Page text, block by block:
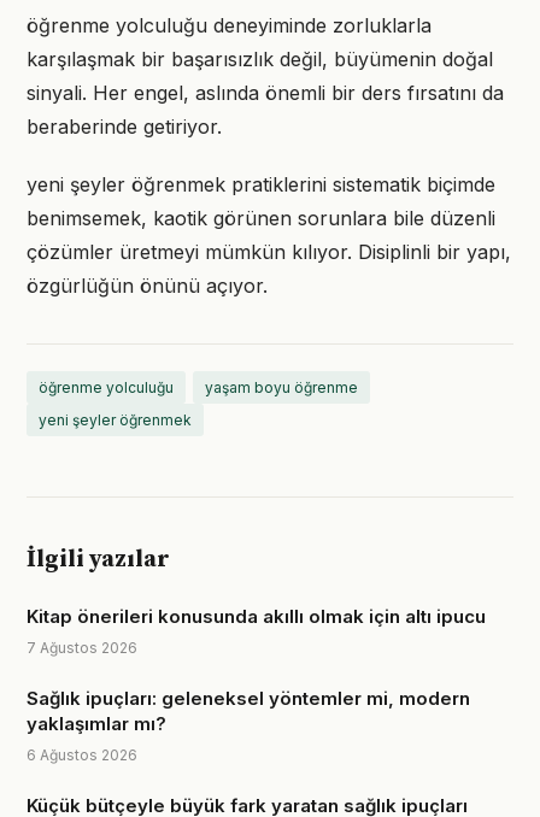
öğrenme yolculuğu deneyiminde zorluklarla
karşılaşmak bir başarısızlık değil, büyümenin doğal
sinyali. Her engel, aslında önemli bir ders fırsatını da
beraberinde getiriyor.
yeni şeyler öğrenmek pratiklerini sistematik biçimde
benimsemek, kaotik görünen sorunlara bile düzenli
çözümler üretmeyi mümkün kılıyor. Disiplinli bir yapı,
özgürlüğün önünü açıyor.
öğrenme yolculuğu
yaşam boyu öğrenme
yeni şeyler öğrenmek
İlgili yazılar
Kitap önerileri konusunda akıllı olmak için altı ipucu
7 Ağustos 2026
Sağlık ipuçları: geleneksel yöntemler mi, modern
yaklaşımlar mı?
6 Ağustos 2026
Küçük bütçeyle büyük fark yaratan sağlık ipuçları